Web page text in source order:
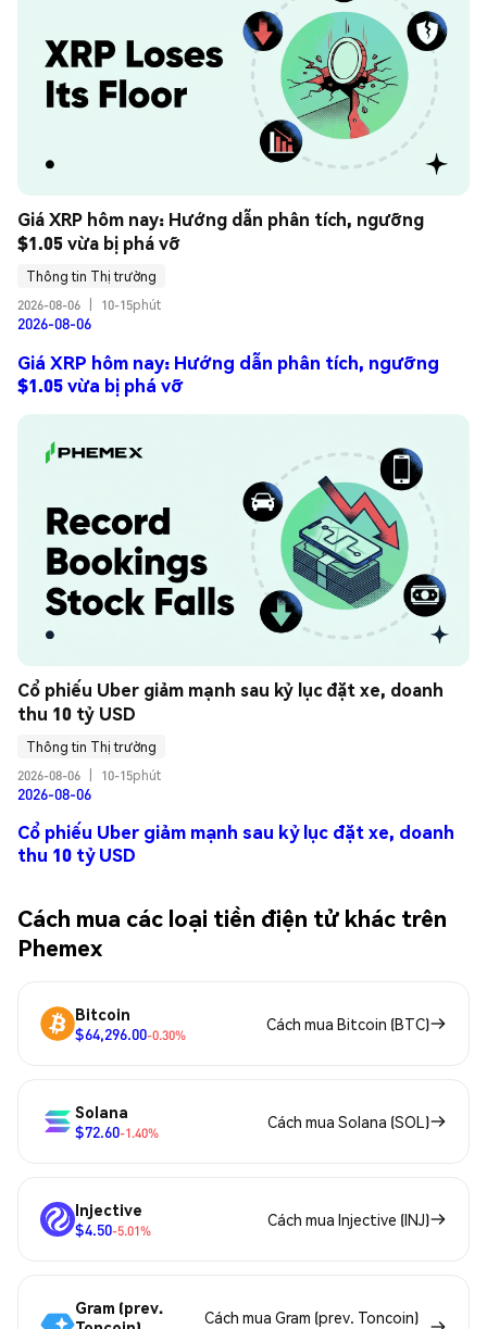
Giá XRP hôm nay: Hướng dẫn phân tích, ngưỡng
$1.05 vừa bị phá vỡ
Thông tin Thị trường
2026-08-06
10-15phút
2026-08-06
Giá XRP hôm nay: Hướng dẫn phân tích, ngưỡng
$1.05 vừa bị phá vỡ
Cổ phiếu Uber giảm mạnh sau kỷ lục đặt xe, doanh
thu 10 tỷ USD
Thông tin Thị trường
2026-08-06
10-15phút
2026-08-06
Cổ phiếu Uber giảm mạnh sau kỷ lục đặt xe, doanh
thu 10 tỷ USD
Cách mua các loại tiền điện tử khác trên
Phemex
Bitcoin
$64,296.00-0.30%
Cách mua Bitcoin (BTC)
Solana
$72.60-1.40%
Cách mua Solana (SOL)
Injective
$4.50-5.01%
Cách mua Injective (INJ)
Gram (prev.
Cách mua Gram (prev. Toncoin)